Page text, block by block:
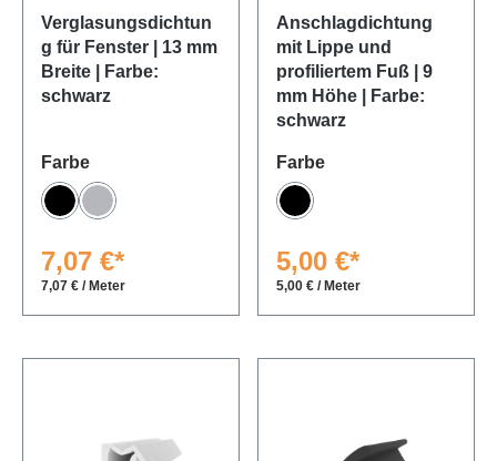
Verglasungsdichtun
g für Fenster | 13 mm
Breite | Farbe:
schwarz
Farbeauswählen
Schwarz
Grau
7,07 €*
7,07 € / Meter
Anschlagdichtung
mit Lippe und
profiliertem Fuß | 9
mm Höhe | Farbe:
schwarz
Farbeauswählen
Schwarz
5,00 €*
5,00 € / Meter